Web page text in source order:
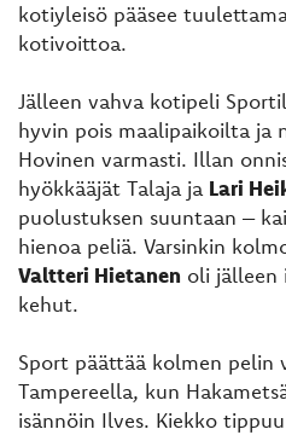
kotiyleisö pääsee
kotivoittoa.
Jälleen vahva kotipeli
hyvin pois maalipaikoilta ja
Hovinen varmasti. Illan
hyökkääjät Talaja ja Lari
puolustuksen suuntaan –
hienoa peliä. Varsinkin
Valtteri Hietanen oli jälleen
kehut.
Sport päättää kolmen pelin
Tampereella, kun
isännöin Ilves. Kiekko